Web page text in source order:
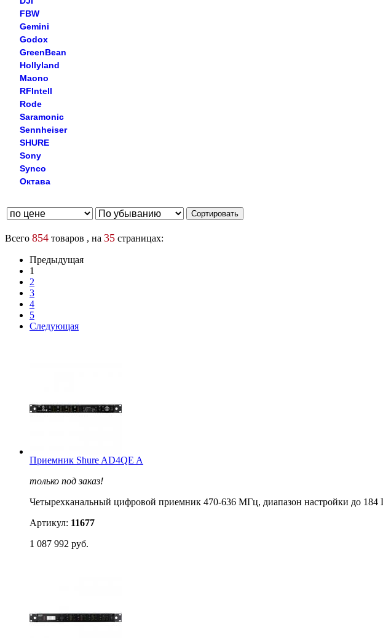
FBW
Gemini
Godox
GreenBean
Hollyland
Maono
RFIntell
Rode
Saramonic
Sennheiser
SHURE
Sony
Synco
Октава
Всего 854 товаров , на 35 страницах:
Предыдущая
1
2
3
4
5
Следующая
Приемник Shure AD4QE A
только под заказ!
Четырехканальный цифровой приемник 470-636 МГц, диапазон настройки до
Артикул: 11677
1 087 992 руб.